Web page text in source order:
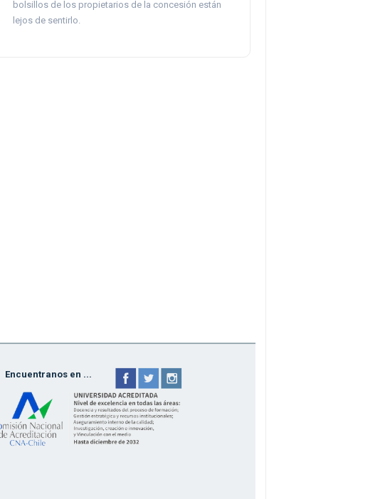
bolsillos de los propietarios de la concesión están
lejos de sentirlo.
Encuentranos en ...